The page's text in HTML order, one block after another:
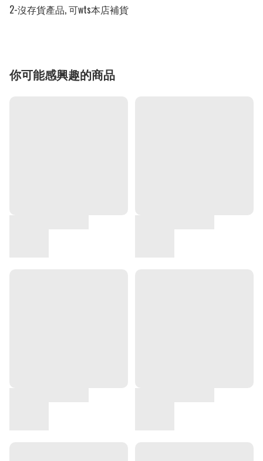
2-沒存貨產品, 可wts本店補貨
你可能感興趣的商品